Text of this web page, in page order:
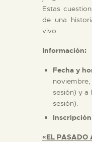
Estas
de una
vivo.
Información:
Fecha y
sesión) y a
sesión).
Inscripción
«EL PASADO